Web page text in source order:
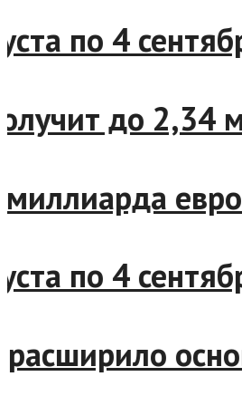
по 4
до 2,34
евро
по 4